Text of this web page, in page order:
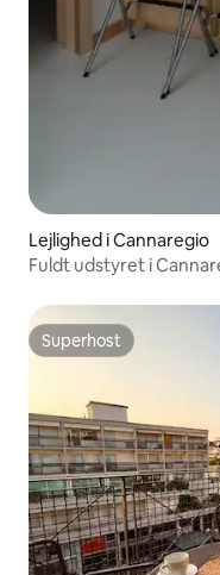
Lejlighed i Cannaregio
Fuldt udstyret i
Superhost
Superhost